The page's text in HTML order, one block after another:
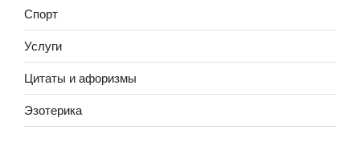
Спорт
Услуги
Цитаты и афоризмы
Эзотерика